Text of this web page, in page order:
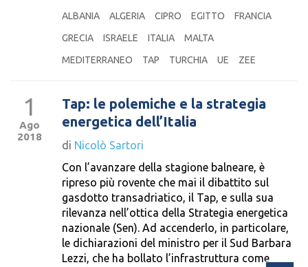
ALBANIA ALGERIA CIPRO EGITTO
FRANCIA
GRECIA
ISRAELE ITALIA
MALTA
MEDITERRANEO
TAP TURCHIA UE ZEE
1
Ago
2018
Tap: le polemiche e la strategia
energetica dell’Italia
di Nicolò Sartori
Con l’avanzare della stagione balneare, è
ripreso più rovente che mai il dibattito sul
gasdotto transadriatico, il Tap, e sulla sua
rilevanza nell’ottica della Strategia energetica
nazionale (Sen). Ad accenderlo, in particolare,
le dichiarazioni del ministro per il Sud Barbara
Lezzi, che ha bollato l’infrastruttura come